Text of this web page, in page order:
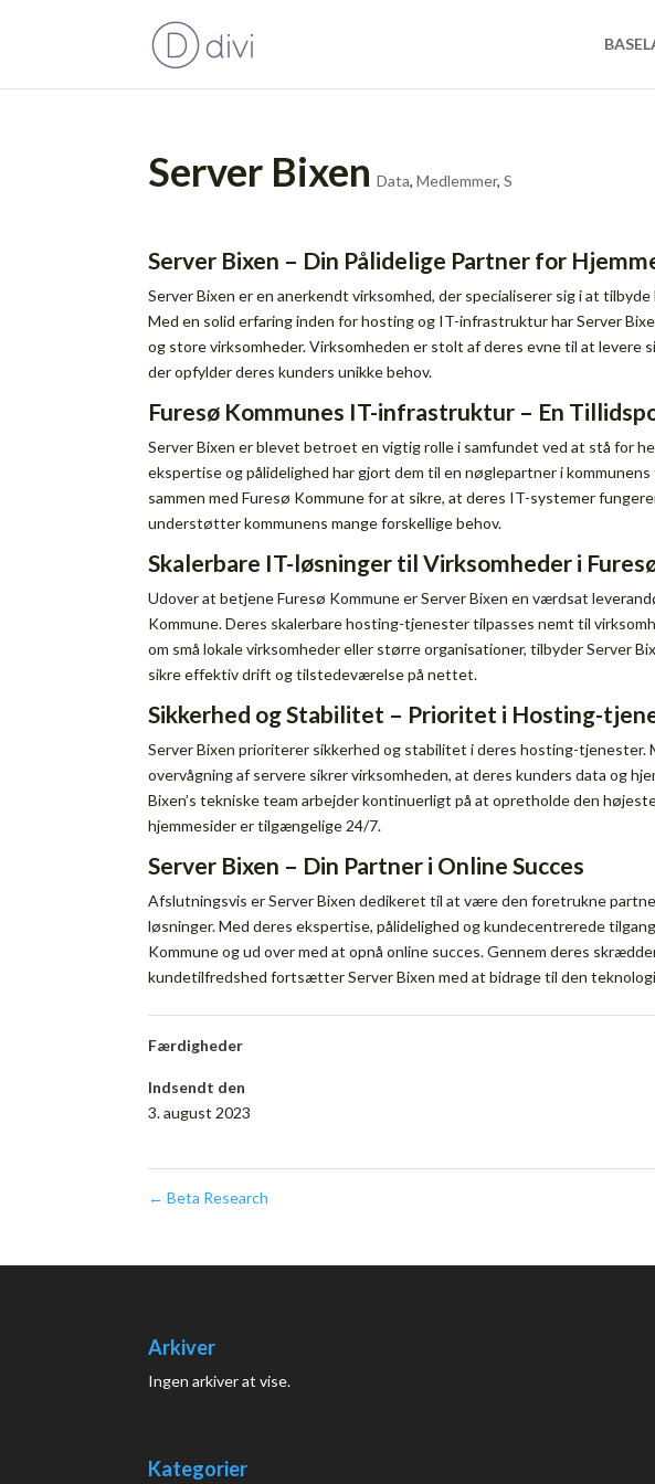
Server Bixen Data,Medlemmer,S
Server Bixen – Din Pålidelige Partner for
Server Bixen er en anerkendt virksomhed, der specialiserer sig i at
Med en solid erfaring inden for hosting og IT-infrastruktur har Server
og store virksomheder. Virksomheden er stolt af deres evne til at
der opfylder deres kunders unikke behov.
Furesø Kommunes IT-infrastruktur – En
Server Bixen er blevet betroet en vigtig rolle i samfundet ved at stå for
ekspertise og pålidelighed har gjort dem til en nøglepartner i
sammen med Furesø Kommune for at sikre, at deres IT-systemer
understøtter kommunens mange forskellige behov.
Skalerbare IT-løsninger til Virksomheder i
Udover at betjene Furesø Kommune er Server Bixen en værdsat
Kommune. Deres skalerbare hosting-tjenester tilpasses nemt til
om små lokale virksomheder eller større organisationer, tilbyder Server
sikre effektiv drift og tilstedeværelse på nettet.
Sikkerhed og Stabilitet – Prioritet i Hosting-
Server Bixen prioriterer sikkerhed og stabilitet i deres hosting-
overvågning af servere sikrer virksomheden, at deres kunders data og
Bixen’s tekniske team arbejder kontinuerligt på at opretholde den
hjemmesider er tilgængelige 24/7.
Server Bixen – Din Partner i Online Succes
Afslutningsvis er Server Bixen dedikeret til at være den foretrukne
løsninger. Med deres ekspertise, pålidelighed og kundecentrerede
Kommune og ud over med at opnå online succes. Gennem deres
kundetilfredshed fortsætter Server Bixen med at bidrage til den
Færdigheder
Indsendt den
3. august 2023
← Beta Research
Arkiver
Ingen arkiver at vise.
Kategorier